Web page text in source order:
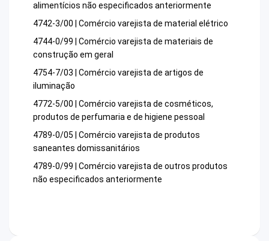
alimentícios não especificados anteriormente
4742-3/00 | Comércio varejista de material elétrico
4744-0/99 | Comércio varejista de materiais de
construção em geral
4754-7/03 | Comércio varejista de artigos de
iluminação
4772-5/00 | Comércio varejista de cosméticos,
produtos de perfumaria e de higiene pessoal
4789-0/05 | Comércio varejista de produtos
saneantes domissanitários
4789-0/99 | Comércio varejista de outros produtos
não especificados anteriormente